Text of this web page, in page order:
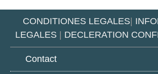
CONDITIONES LEGALES|
LEGALES| DECLERATION
Contact